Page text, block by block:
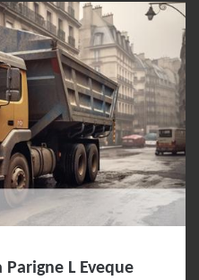
L Eveque